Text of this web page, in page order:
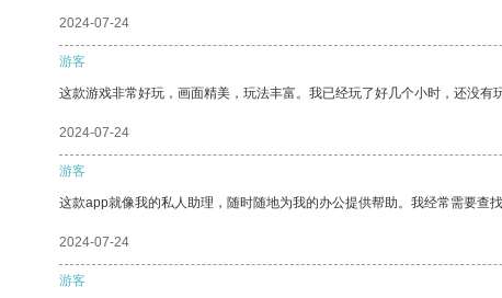
2024-07-24
游客
这款游戏非常好玩，画面精美，玩法丰富。我已经玩了好几个小时，还没有玩
2024-07-24
游客
这款app就像我的私人助理，随时随地为我的办公提供帮助。我经常需要查
2024-07-24
游客